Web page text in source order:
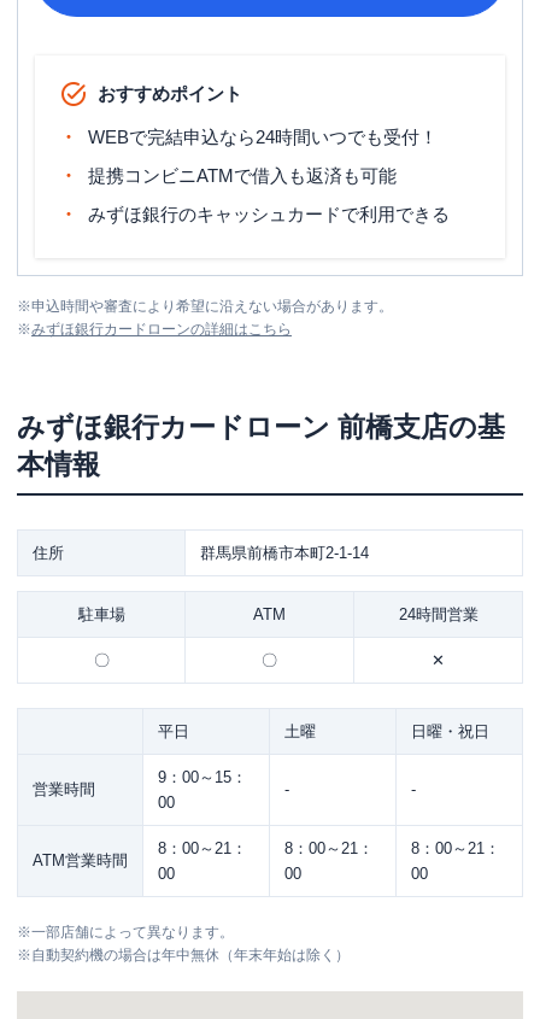
おすすめポイント
WEBで完結申込なら24時間いつでも受付！
提携コンビニATMで借入も返済も可能
みずほ銀行のキャッシュカードで利用できる
※申込時間や審査により希望に沿えない場合があります。
※みずほ銀行カードローンの詳細はこちら
みずほ銀行カードローン 前橋支店の基
本情報
住所 群馬県前橋市本町2-1-14
駐車場 ATM 24時間営業
〇 〇 ✕
平日 土曜 日曜・祝日
営業時間
9：00～15：
00
- -
ATM営業時間
8：00～21：
00
8：00～21：
00
8：00～21：
00
※一部店舗によって異なります。
※自動契約機の場合は年中無休（年末年始は除く）